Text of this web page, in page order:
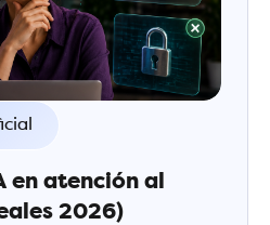
en atención al
2026)